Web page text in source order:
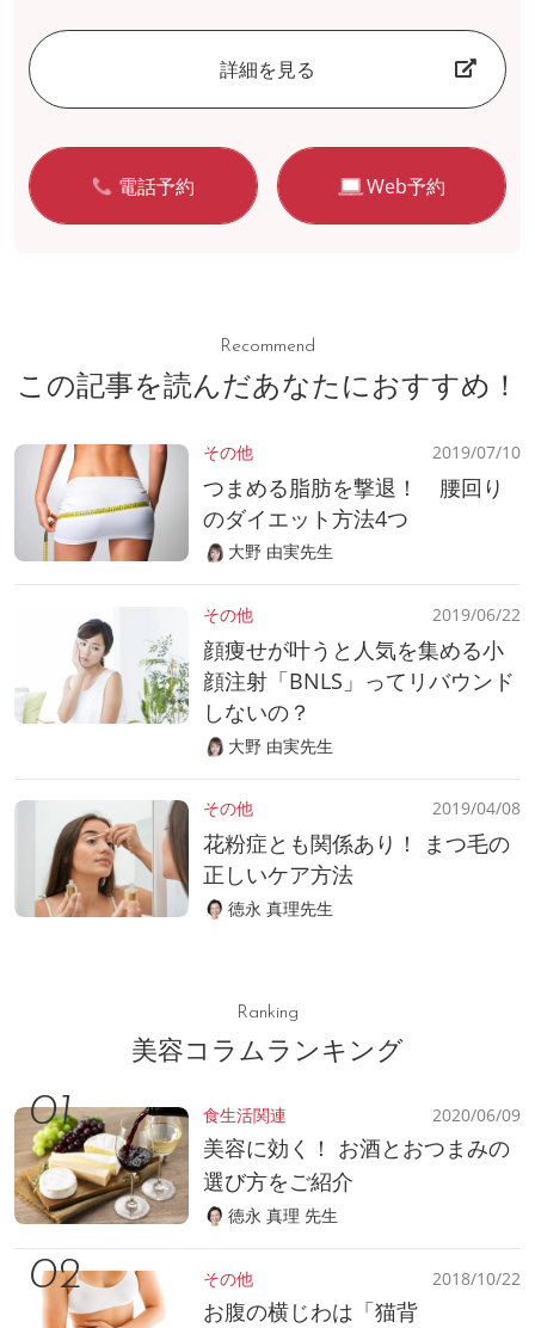
詳細を見る
電話予約 Web予約
Recommend
この記事を読んだあなたにおすすめ！
その他 2019/07/10
つまめる脂肪を撃退！ 腰回り
のダイエット方法4つ
大野 由実先生
その他 2019/06/22
顔痩せが叶うと人気を集める小
顔注射「BNLS」ってリバウンド
しないの？
大野 由実先生
その他 2019/04/08
花粉症とも関係あり！ まつ毛の
正しいケア方法
徳永 真理先生
Ranking
美容コラムランキング
食生活関連 2020/06/09
美容に効く！ お酒とおつまみの
選び方をご紹介
徳永 真理 先生
その他 2018/10/22
お腹の横じわは「猫背